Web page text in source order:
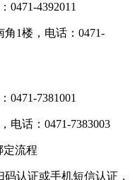
0471-4392011
1楼，电话：0471-
0471-7381001
电话：0471-7383003
定流程
认证或手机短信认证，